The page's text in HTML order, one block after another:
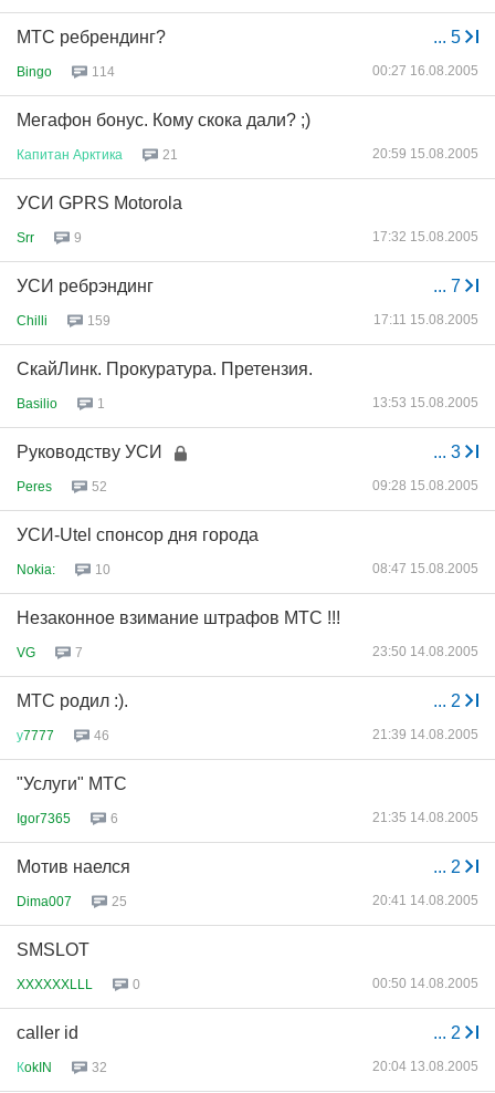
... 5
МТС ребрендинг?
Bingo 114 00:27 16.08.2005
Мегафон бонус. Кому скока дали? ;)
Капитан Арктика 21 20:59 15.08.2005
УСИ GPRS Motorola
Srr 9 17:32 15.08.2005
... 7
УСИ ребрэндинг
Chilli 159 17:11 15.08.2005
СкайЛинк. Прокуратура. Претензия.
Basilio 1 13:53 15.08.2005
... 3
Руководству УСИ
Peres 52 09:28 15.08.2005
УСИ-Utel спонсор дня города
Nokia: 10 08:47 15.08.2005
Незаконное взимание штрафов МТС !!!
VG 7 23:50 14.08.2005
... 2
МТС родил :).
у7777 46 21:39 14.08.2005
"Услуги" МТС
Igor7365 6 21:35 14.08.2005
... 2
Мотив наелся
Dima007 25 20:41 14.08.2005
SMSLOT
XXXXXXLLL 0 00:50 14.08.2005
... 2
caller id
КokIN 32 20:04 13.08.2005